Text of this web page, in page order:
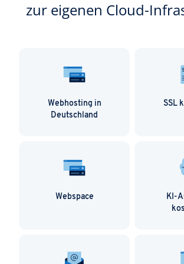
zur eigenen Cloud-
Webhosting in
Deutschland
SSL
Webspace
KI-